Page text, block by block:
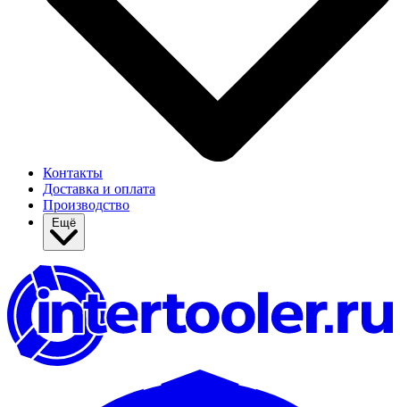
Контакты
Доставка и оплата
Производство